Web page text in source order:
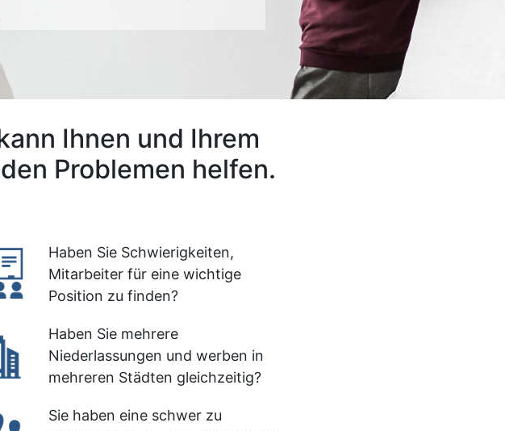
Ihnen und Ihrem
Problemen helfen.
Haben Sie Schwierigkeiten,
Mitarbeiter für eine wichtige
Position zu finden?
Haben Sie mehrere
Niederlassungen und werben in
mehreren Städten gleichzeitig?
Sie haben eine schwer zu